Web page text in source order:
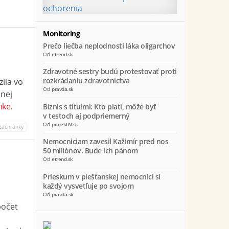
vo
.
Monitoring
Prečo liečba neplodnosti láka oligarchov
Odetrend.sk
Zdravotné sestry budú protestovať proti
rozkrádaniu zdravotníctva
Odpravda.sk
Biznis s titulmi: Kto platí, môže byť
v testoch aj podpriemerný
OdprojektN.sk
Nemocniciam zavesil Kažimír pred nos
50 miliónov. Bude ich pánom
Odetrend.sk
Prieskum v piešťanskej nemocnici si
každý vysvetľuje po svojom
Odpravda.sk